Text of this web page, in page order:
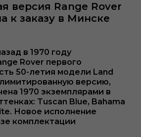
версия Range Rover
к заказу в Минске
в 1970 году
Rover первого
50-летия модели Land
версию,
1970 экземплярами в
Tuscan Blue, Bahama
Новое исполнение
комплектации